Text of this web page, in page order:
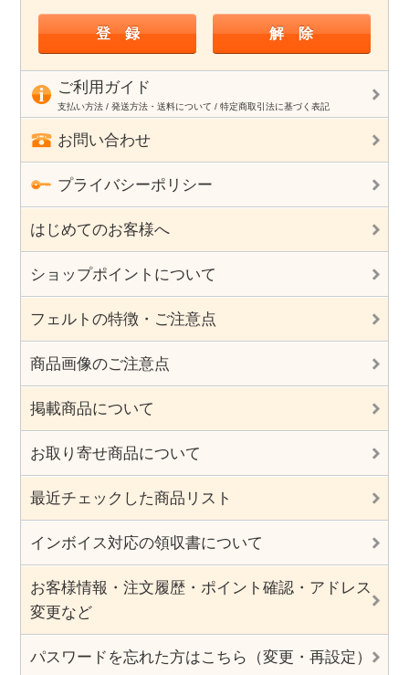
ご利用ガイド
支払い方法 / 発送方法・送料について / 特定商取引法に基づく表記
お問い合わせ
プライバシーポリシー
はじめてのお客様へ
ショップポイントについて
フェルトの特徴・ご注意点
商品画像のご注意点
掲載商品について
お取り寄せ商品について
最近チェックした商品リスト
インボイス対応の領収書について
お客様情報・注文履歴・ポイント確認・アドレス
変更など
パスワードを忘れた方はこちら（変更・再設定）